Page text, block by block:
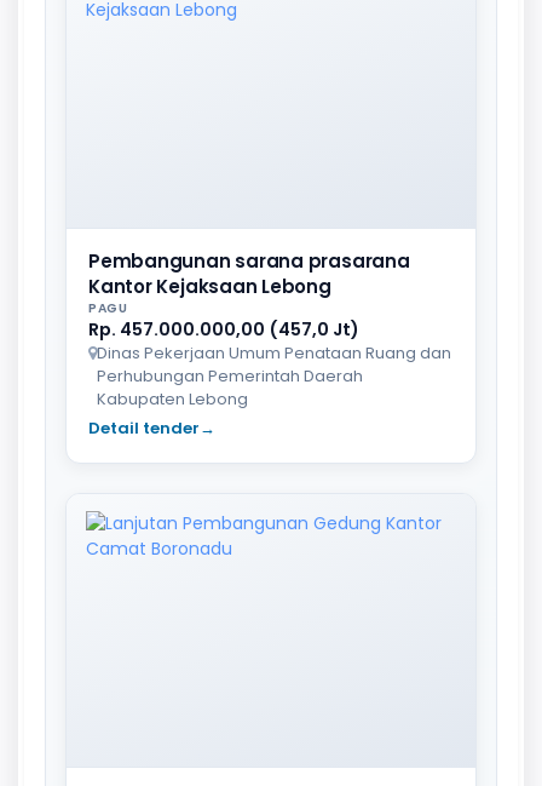
Pembangunan sarana prasarana
Kantor Kejaksaan Lebong
PAGU
Rp. 457.000.000,00 (457,0 Jt)
Dinas Pekerjaan Umum Penataan Ruang dan
Perhubungan Pemerintah Daerah
Kabupaten Lebong
Detail tender→